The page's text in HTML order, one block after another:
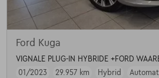
Ford Kuga
VIGNALE PLUG-IN HYBRIDE +FORD
01/2023
29.957 km Hybrid